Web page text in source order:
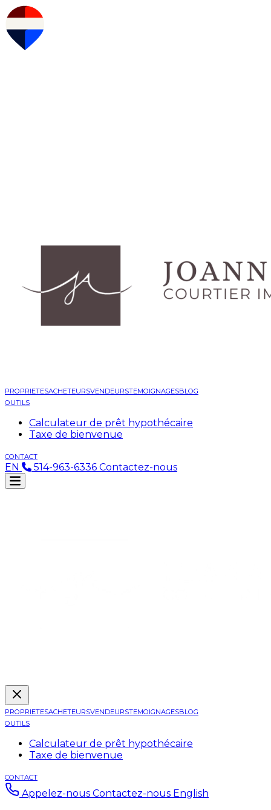
PROPRIETESACHETEURSVENDEURSTEMOIGNAGESBLOG
OUTILS
Calculateur de prêt hypothécaire
Taxe de bienvenue
CONTACT
EN 514-963-6336 Contactez-nous
PROPRIETESACHETEURSVENDEURSTEMOIGNAGESBLOG
OUTILS
Calculateur de prêt hypothécaire
Taxe de bienvenue
CONTACT
Appelez-nous Contactez-nous English